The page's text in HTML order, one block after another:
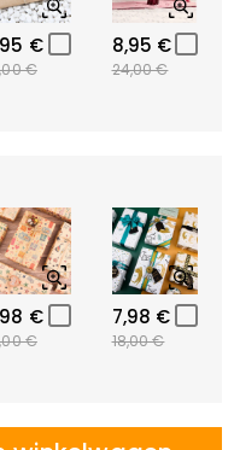
€
€
8,95 €
24,00 €
€
€
7,98 €
18,00 €